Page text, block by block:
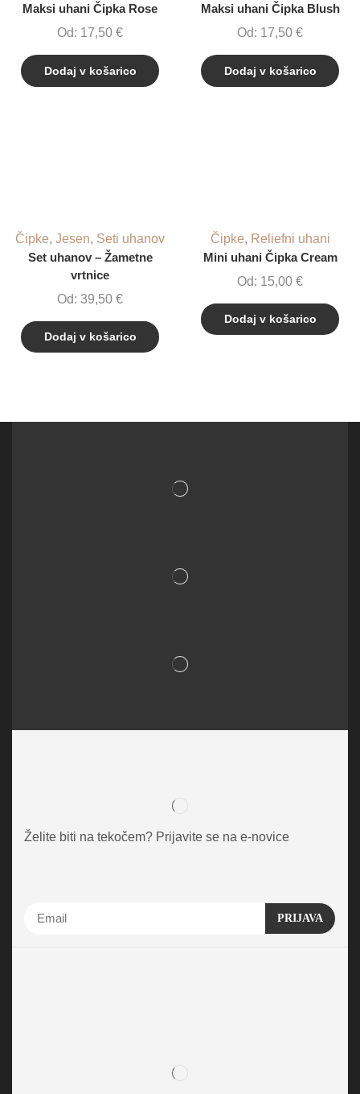
Maksi uhani Čipka Rose
Od: 17,50 €
Dodaj v košarico
Maksi uhani Čipka Blush
Od: 17,50 €
Dodaj v košarico
Čipke, Jesen, Seti uhanov
Set uhanov – Žametne
vrtnice
Od: 39,50 €
Dodaj v košarico
Čipke, Reliefni uhani
Mini uhani Čipka Cream
Od: 15,00 €
Dodaj v košarico
Želite biti na tekočem? Prijavite se na e-novice